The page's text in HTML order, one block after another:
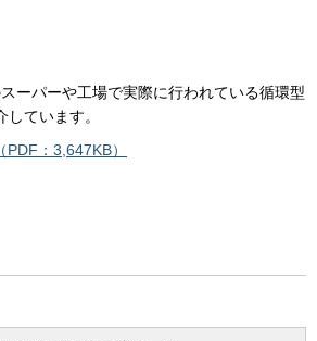
ーパーや工場で実際に行われている循環型
ています。
：3,647KB）